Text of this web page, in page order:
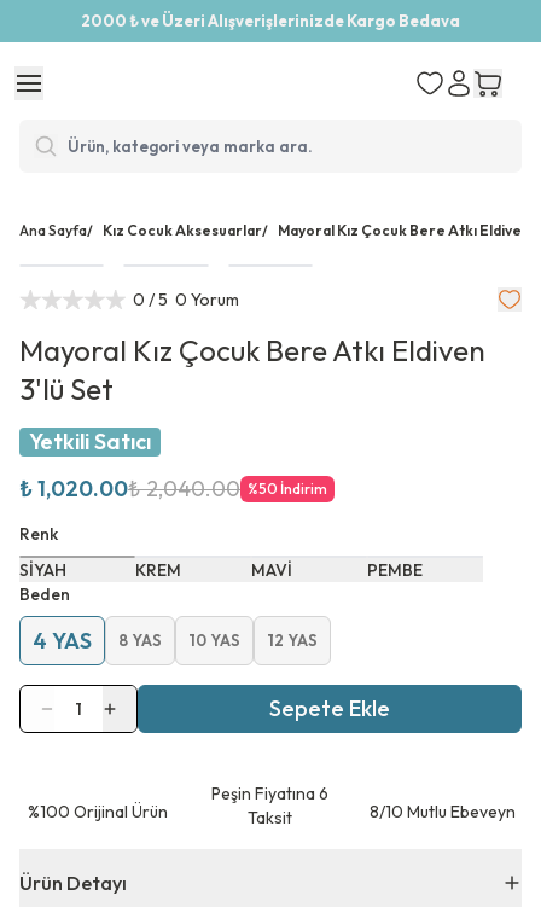
2000 ₺ ve Üzeri Alışverişlerinizde Kargo Bedava
Ana Sayfa/ Kız Cocuk Aksesuarlar/ Mayoral Kız Çocuk Bere Atkı Eldiven
0 / 5 0 Yorum
Mayoral Kız Çocuk Bere Atkı Eldiven
3'lü Set
Yetkili Satıcı
₺ 1,020.00₺ 2,040.00 %50 İndirim
Renk
SİYAH
KREM MAVİ
PEMBE
Beden
4 YAS 8 YAS 10 YAS 12 YAS
1 Sepete Ekle
⁠%100 Orijinal Ürün
Peşin Fiyatına 6
Taksit
8/10 Mutlu Ebeveyn
Ürün Detayı